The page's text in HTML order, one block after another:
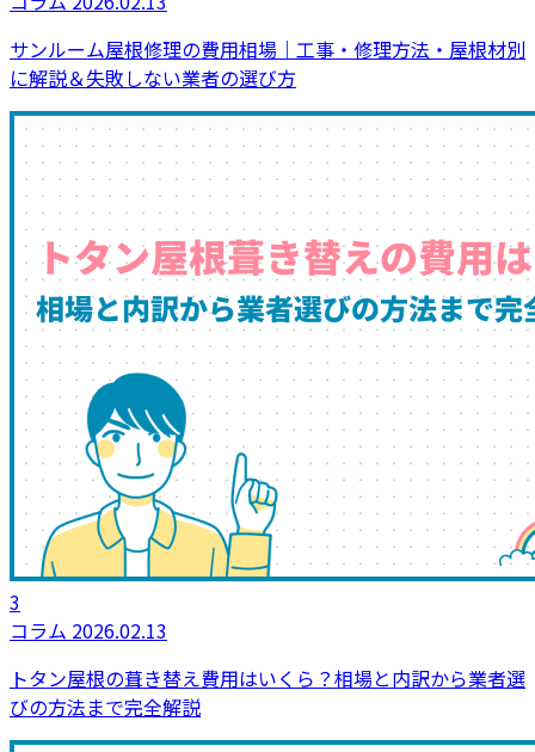
サンルーム屋根修理の費用相場｜工事・修理方法・屋根材別
に解説＆失敗しない業者の選び方
3
コラム 2026.02.13
トタン屋根の葺き替え費用はいくら？相場と内訳から業者選
びの方法まで完全解説